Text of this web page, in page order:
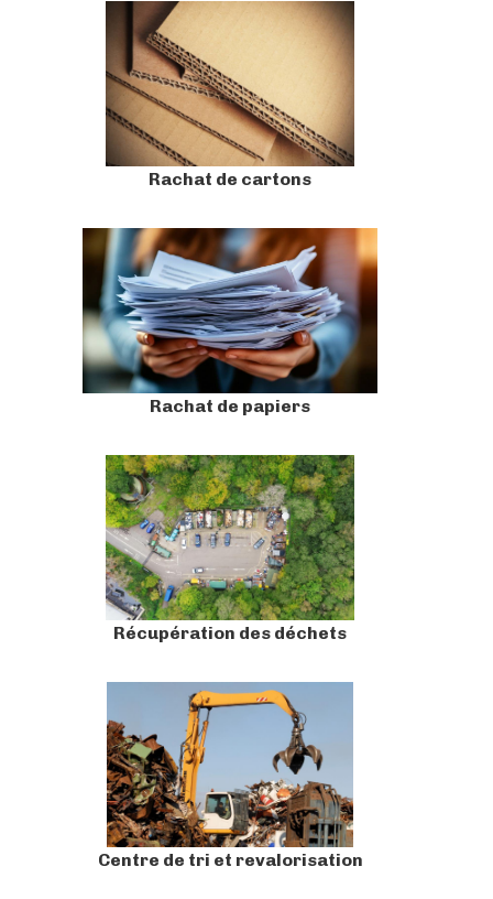
Rachat de cartons
Rachat de papiers
Récupération des déchets
Centre de tri et revalorisation